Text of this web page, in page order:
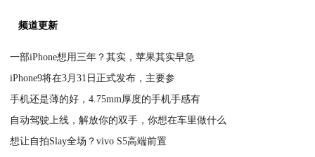
频道更新
一部iPhone想用三年？其实，苹果其实早急
iPhone9将在3月31日正式发布，主要参
手机还是薄的好，4.75mm厚度的手机手感有
自动驾驶上线，解放你的双手，你想在车里做什么
想让自拍Slay全场？vivo S5高端前置